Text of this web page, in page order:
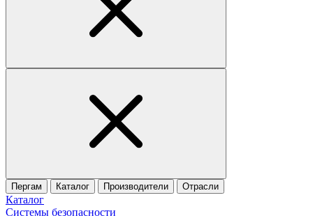
Пергам Каталог Производители Отрасли
Каталог
Системы безопасности